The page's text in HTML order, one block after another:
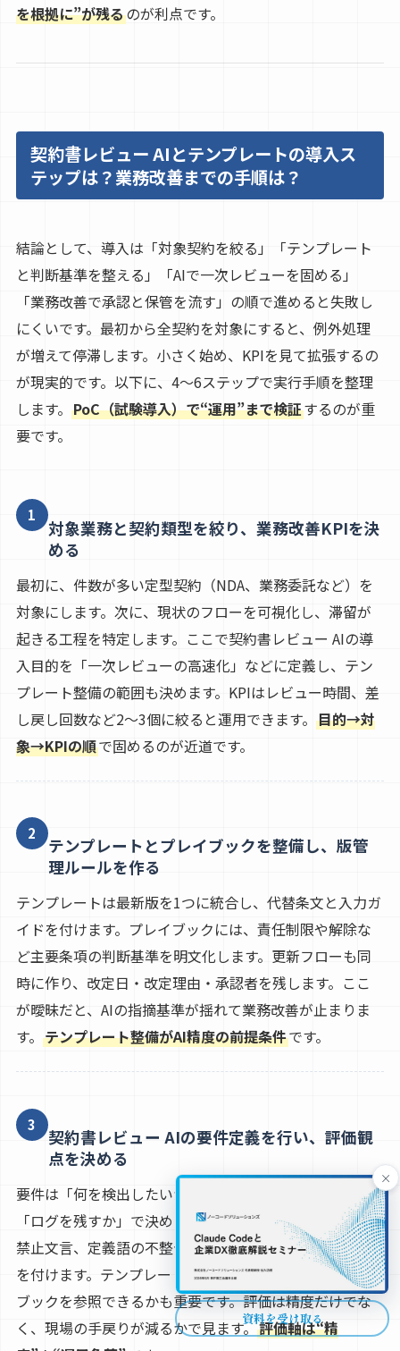
を根拠に”が残るのが利点です。
契約書レビュー AIとテンプレートの導入ス
テップは？業務改善までの手順は？
結論として、導入は「対象契約を絞る」「テンプレート
と判断基準を整える」「AIで一次レビューを固める」
「業務改善で承認と保管を流す」の順で進めると失敗し
にくいです。最初から全契約を対象にすると、例外処理
が増えて停滞します。小さく始め、KPIを見て拡張するの
が現実的です。以下に、4〜6ステップで実行手順を整理
します。 PoC（試験導入）で“運用”まで検証するのが重
要です。
1
対象業務と契約類型を絞り、業務改善KPIを決
める
最初に、件数が多い定型契約（NDA、業務委託など）を
対象にします。次に、現状のフローを可視化し、滞留が
起きる工程を特定します。ここで契約書レビュー AIの導
入目的を「一次レビューの高速化」などに定義し、テン
プレート整備の範囲も決めます。KPIはレビュー時間、差
し戻し回数など2〜3個に絞ると運用できます。 目的→対
象→KPIの順で固めるのが近道です。
2
テンプレートとプレイブックを整備し、版管
理ルールを作る
テンプレートは最新版を1つに統合し、代替条文と入力ガ
イドを付けます。プレイブックには、責任制限や解除な
ど主要条項の判断基準を明文化します。更新フローも同
時に作り、改定日・改定理由・承認者を残します。ここ
が曖昧だと、AIの指摘基準が揺れて業務改善が止まりま
す。 テンプレート整備がAI精度の前提条件です。
3
契約書レビュー AIの要件定義を行い、評価観
点を決める
要件は「何を検出したいか」「誰がどの画面で見るか」
「ログを残すか」で決めます。検出観点は、条項不足、
禁止文言、定義語の不整合、差分比較などから優先順位
を付けます。テンプレートとの比較ができるか、プレイ
ブックを参照できるかも重要です。評価は精度だけでな
く、現場の手戻りが減るかで見ます。評価軸は“精
×
資料を受け取る